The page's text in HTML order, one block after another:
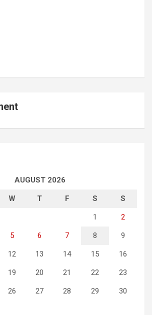
AUGUST 2026
W T F S S
1 2
5 6 7 8 9
12 13 14 15 16
19 20 21 22 23
26 27 28 29 30